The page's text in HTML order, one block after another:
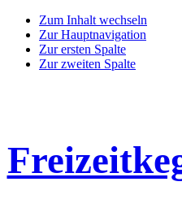
Zum Inhalt wechseln
Zur Hauptnavigation
Zur ersten Spalte
Zur zweiten Spalte